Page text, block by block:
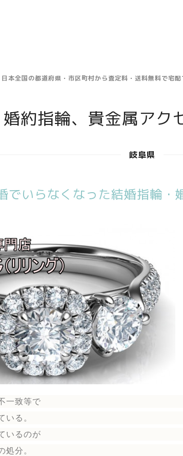
全国の都道府県・市区町村から査定料・送料無料で宅配
約指輪、貴金属アク
岐阜県
でいらなくなった結婚指輪・
一致等で
いる。
いるのが
処分。